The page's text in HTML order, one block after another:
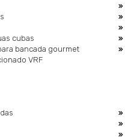
cubas
bancada gourmet
VRF